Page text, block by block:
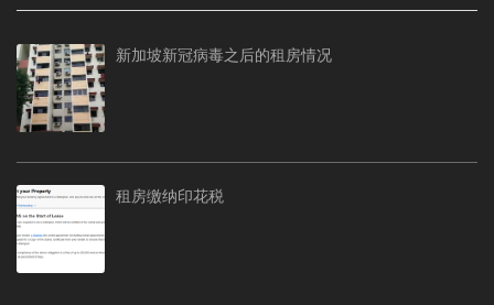
新加坡新冠病毒之后的租房情况
租房缴纳印花税